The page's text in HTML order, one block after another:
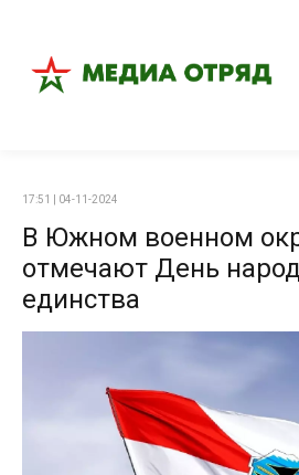
17:51 | 04-11-2024
В Южном военном
отмечают День
единства